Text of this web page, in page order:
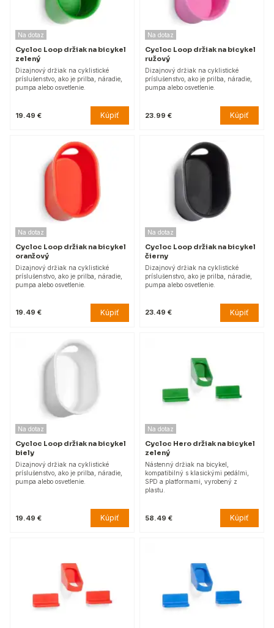
Na dotaz
Cycloc Loop držiak na bicykel
zelený
Dizajnový držiak na cyklistické
príslušenstvo, ako je prilba, náradie,
pumpa alebo osvetlenie.
19.49 € Kúpiť
Na dotaz
Cycloc Loop držiak na bicykel
ružový
Dizajnový držiak na cyklistické
príslušenstvo, ako je prilba, náradie,
pumpa alebo osvetlenie.
23.99 € Kúpiť
Na dotaz
Cycloc Loop držiak na bicykel
oranžový
Dizajnový držiak na cyklistické
príslušenstvo, ako je prilba, náradie,
pumpa alebo osvetlenie.
19.49 € Kúpiť
Na dotaz
Cycloc Loop držiak na bicykel
čierny
Dizajnový držiak na cyklistické
príslušenstvo, ako je prilba, náradie,
pumpa alebo osvetlenie.
23.49 € Kúpiť
Na dotaz
Cycloc Loop držiak na bicykel
biely
Dizajnový držiak na cyklistické
príslušenstvo, ako je prilba, náradie,
pumpa alebo osvetlenie.
19.49 € Kúpiť
Na dotaz
Cycloc Hero držiak na bicykel
zelený
Nástenný držiak na bicykel,
kompatibilný s klasickými pedálmi,
SPD a platformami, vyrobený z
plastu.
58.49 € Kúpiť